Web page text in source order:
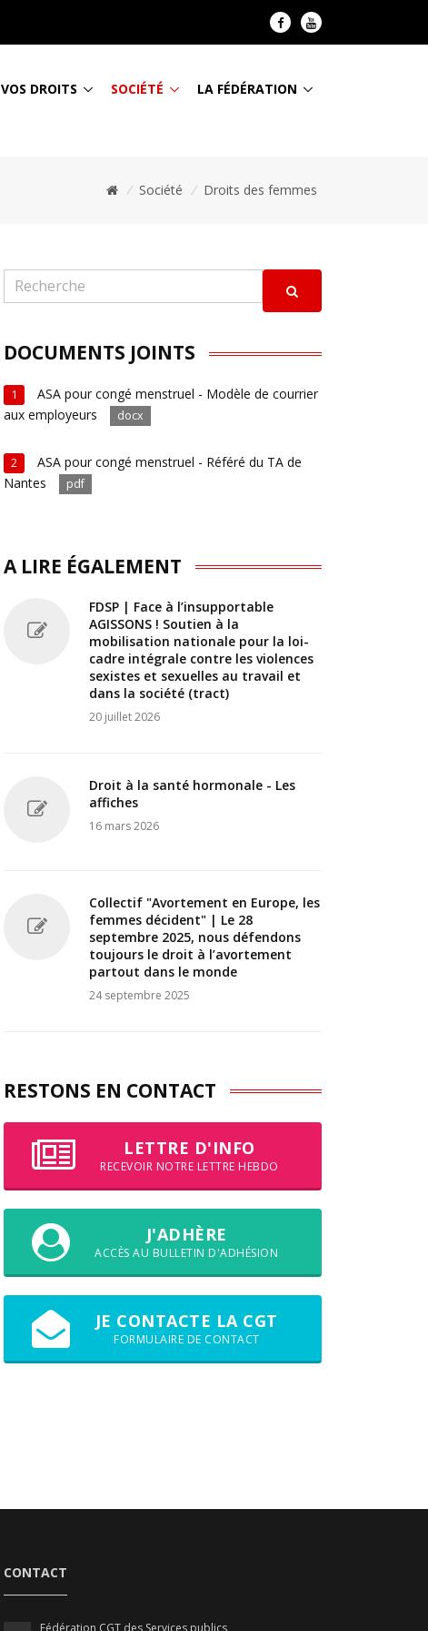
VOS DROITS SOCIÉTÉ LA FÉDÉRATION
/ Société / Droits des femmes
DOCUMENTS JOINTS
1
ASA pour congé menstruel - Modèle de courrier
aux employeurs
docx
2
ASA pour congé menstruel - Référé du TA de
Nantes
pdf
A LIRE ÉGALEMENT
FDSP | Face à l’insupportable
AGISSONS ! Soutien à la
mobilisation nationale pour la loi-
cadre intégrale contre les violences
sexistes et sexuelles au travail et
dans la société (tract)
20 juillet 2026
Droit à la santé hormonale - Les
affiches
16 mars 2026
Collectif "Avortement en Europe, les
femmes décident" | Le 28
septembre 2025, nous défendons
toujours le droit à l’avortement
partout dans le monde
24 septembre 2025
RESTONS EN CONTACT
LETTRE D'INFO
RECEVOIR NOTRE LETTRE HEBDO
J'ADHÈRE
ACCÈS AU BULLETIN D'ADHÉSION
JE CONTACTE LA CGT
FORMULAIRE DE CONTACT
CONTACT
Fédération CGT des Services publics